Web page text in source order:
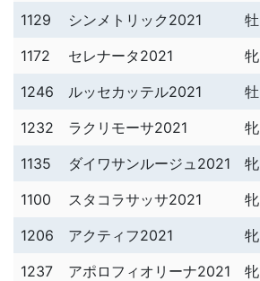
1129
シンメトリック2021
牡
1172
セレナータ2021
牝
1246
ルッセカッテル2021 牡
1232
ラクリモーサ2021
牝
1135
ダイワサンルージュ2021 牝
1100
スタコラサッサ2021 牝
1206
アクティフ2021 牝
1237
アポロフィオリーナ2021 牝